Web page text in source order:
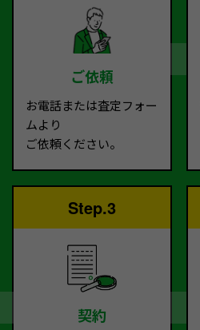
ご依頼
お電話または査定フォー
ムより
ご依頼ください。
Step.3
契約